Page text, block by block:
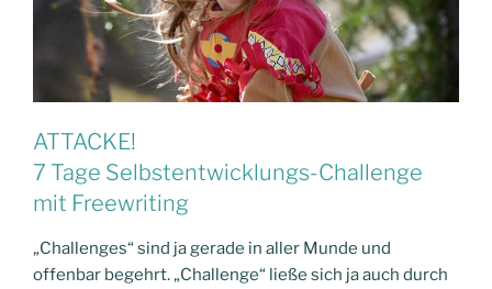
ATTACKE!
7 Tage Selbstentwicklungs-Challenge
mit Freewriting
„Challenges“ sind ja gerade in aller Munde und
offenbar begehrt. „Challenge“ ließe sich ja auch durch